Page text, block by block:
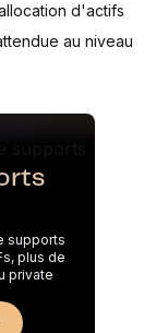
d'actifs
au niveau
supports
plus de
private